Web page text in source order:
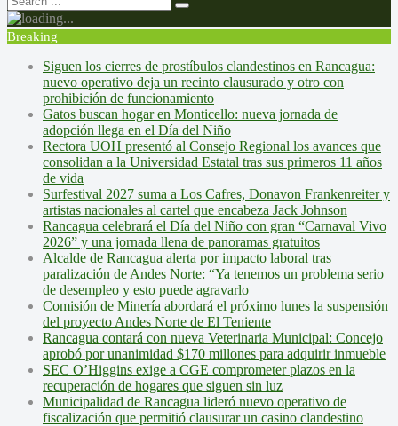
Breaking
Siguen los cierres de prostíbulos clandestinos en Rancagua:
nuevo operativo deja un recinto clausurado y otro con
prohibición de funcionamiento
Gatos buscan hogar en Monticello: nueva jornada de
adopción llega en el Día del Niño
Rectora UOH presentó al Consejo Regional los avances que
consolidan a la Universidad Estatal tras sus primeros 11 años
de vida
Surfestival 2027 suma a Los Cafres, Donavon Frankenreiter y
artistas nacionales al cartel que encabeza Jack Johnson
Rancagua celebrará el Día del Niño con gran “Carnaval Vivo
2026” y una jornada llena de panoramas gratuitos
Alcalde de Rancagua alerta por impacto laboral tras
paralización de Andes Norte: “Ya tenemos un problema serio
de desempleo y esto puede agravarlo
Comisión de Minería abordará el próximo lunes la suspensión
del proyecto Andes Norte de El Teniente
Rancagua contará con nueva Veterinaria Municipal: Concejo
aprobó por unanimidad $170 millones para adquirir inmueble
SEC O’Higgins exige a CGE comprometer plazos en la
recuperación de hogares que siguen sin luz
Municipalidad de Rancagua lideró nuevo operativo de
fiscalización que permitió clausurar un casino clandestino